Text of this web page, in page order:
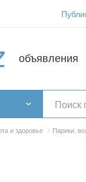
объявления
и здоровье / Парики,